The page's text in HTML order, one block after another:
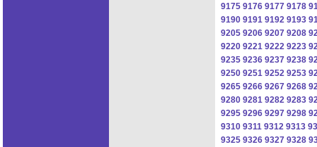
9175 9176 9177 9178
9190 9191 9192 9193
9205 9206 9207 9208
9220 9221 9222 9223
9235 9236 9237 9238
9250 9251 9252 9253
9265 9266 9267 9268
9280 9281 9282 9283
9295 9296 9297 9298
9310 9311 9312 9313
9325 9326 9327 9328